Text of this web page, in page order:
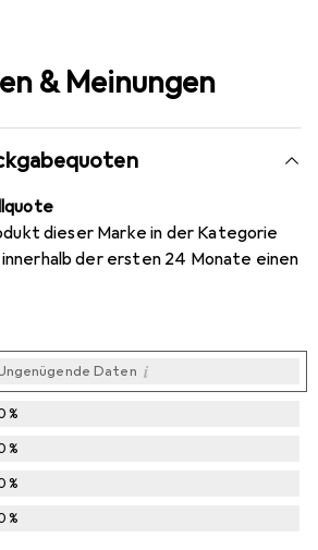
& Meinungen
dieser Marke in der Kategorie
der ersten 24 Monate einen
Daten i
%
%
%
%